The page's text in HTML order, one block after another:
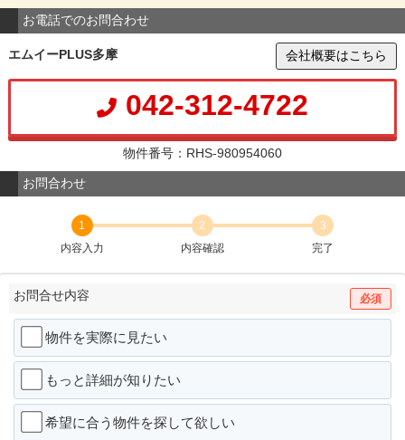
お電話でのお問合わせ
エムイーPLUS多摩 会社概要はこちら
042-312-4722
物件番号：RHS-980954060
お問合わせ
1
内容入力
2
内容確認
3
完了
お問合せ内容 必須
物件を実際に見たい
もっと詳細が知りたい
希望に合う物件を探して欲しい